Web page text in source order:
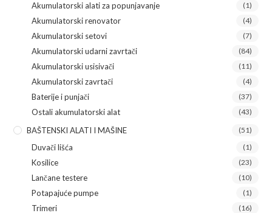
Akumulatorski alati za popunjavanje (1)
Akumulatorski renovator (4)
Akumulatorski setovi (7)
Akumulatorski udarni zavrtači (84)
Akumulatorski usisivači (11)
Akumulatorski zavrtači (4)
Baterije i punjači (37)
Ostali akumulatorski alat (43)
BAŠTENSKI ALATI I MAŠINE (51)
Duvači lišća (1)
Kosilice (23)
Lančane testere (10)
Potapajuće pumpe (1)
Trimeri (16)